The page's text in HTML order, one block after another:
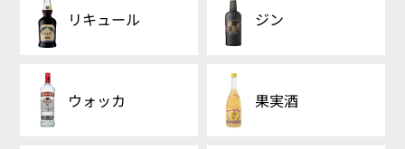
リキュール ジン
ウォッカ 果実酒